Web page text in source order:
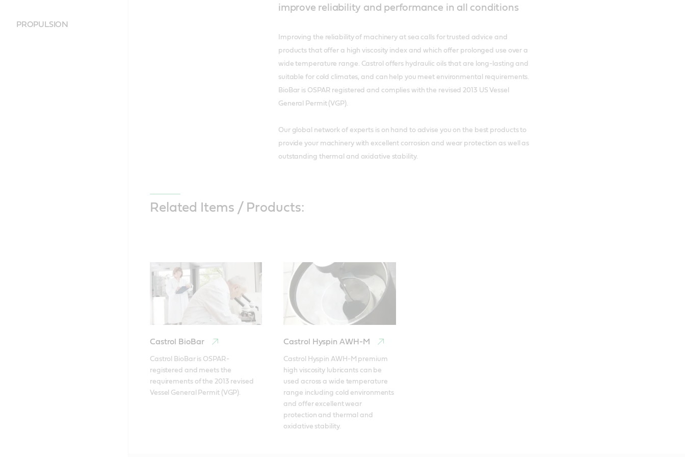
PROPULSION
improve reliability and performance in all conditions
Improving the reliability of machinery at sea calls for trusted advice and
products that offer a high viscosity index and which offer prolonged use over a
wide temperature range. Castrol offers hydraulic oils that are long-lasting and
suitable for cold climates, and can help you meet environmental requirements.
BioBar is OSPAR registered and complies with the revised 2013 US Vessel
General Permit (VGP).
Our global network of experts is on hand to advise you on the best products to
provide your machinery with excellent corrosion and wear protection as well as
outstanding thermal and oxidative stability.
Related Items / Products:
Castrol BioBar
Castrol BioBar is OSPAR-
registered and meets the
requirements of the 2013 revised
Vessel General Permit (VGP).
Castrol Hyspin AWH-M
Castrol Hyspin AWH-M premium
high viscosity lubricants can be
used across a wide temperature
range including cold environments
and offer excellent wear
protection and thermal and
oxidative stability.